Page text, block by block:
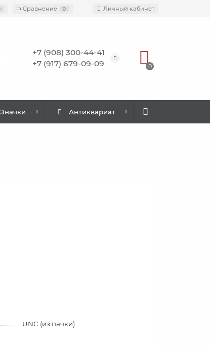
Сравнение 0 Личный кабинет
+7 (908) 300-44-41
+7 (917) 679-09-09
0
Антиквариат
UNC (из пачки)